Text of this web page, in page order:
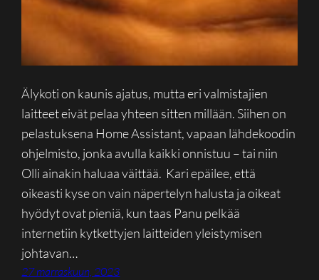
Älykoti on kaunis ajatus, mutta eri valmistajien
laitteet eivät pelaa yhteen sitten millään. Siihen on
pelastuksena Home Assistant, vapaan lähdekoodin
ohjelmisto, jonka avulla kaikki onnistuu – tai niin
Olli ainakin haluaa väittää. Kari epäilee, että
oikeasti kyse on vain näpertelyn halusta ja oikeat
hyödyt ovat pieniä, kun taas Panu pelkää
internetiin kytkettyjen laitteiden yleistymisen
johtavan…
27 marraskuun, 2023